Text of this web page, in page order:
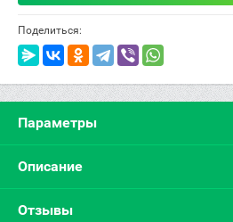
Поделиться:
Параметры
Описание
Отзывы